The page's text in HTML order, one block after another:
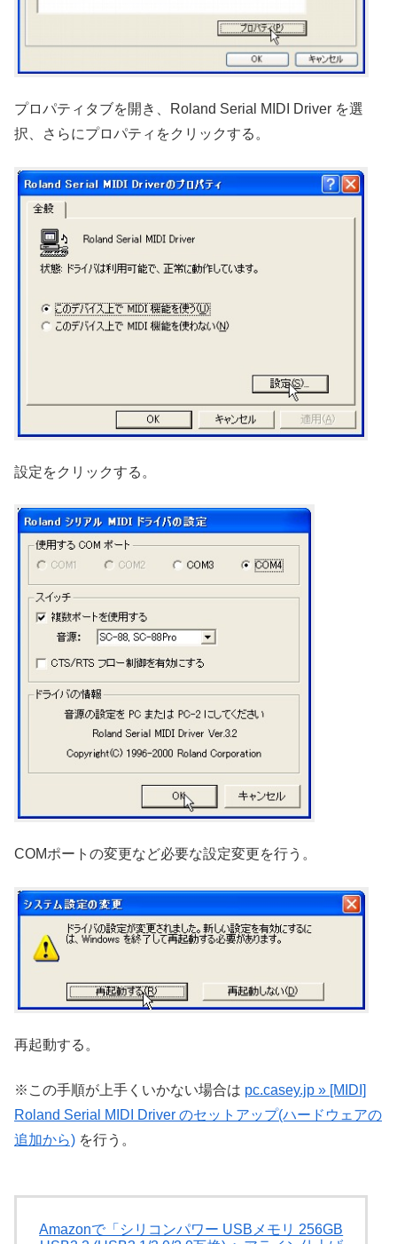
プロパティタブを開き、Roland Serial MIDI Driver を選
択、さらにプロパティをクリックする。
設定をクリックする。
COMポートの変更など必要な設定変更を行う。
再起動する。
※この手順が上手くいかない場合は pc.casey.jp » [MIDI]
Roland Serial MIDI Driver のセットアップ(ハードウェアの
追加から) を行う。
Amazonで「シリコンパワー USBメモリ 256GB